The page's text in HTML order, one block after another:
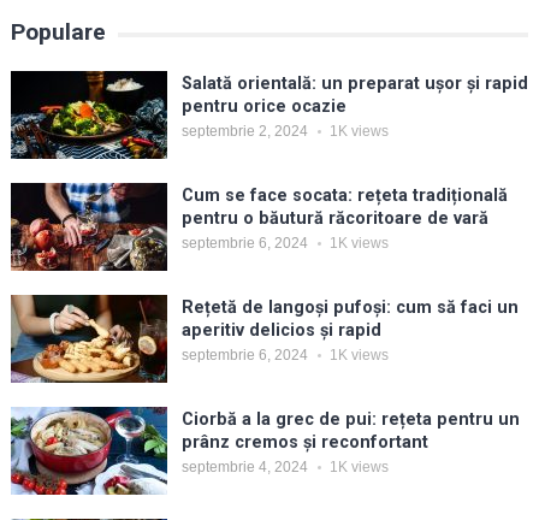
Populare
Salată orientală: un preparat ușor și rapid
pentru orice ocazie
septembrie 2, 2024 1Kviews
Cum se face socata: rețeta tradițională
pentru o băutură răcoritoare de vară
septembrie 6, 2024 1Kviews
Rețetă de langoși pufoși: cum să faci un
aperitiv delicios și rapid
septembrie 6, 2024 1Kviews
Ciorbă a la grec de pui: rețeta pentru un
prânz cremos și reconfortant
septembrie 4, 2024 1Kviews